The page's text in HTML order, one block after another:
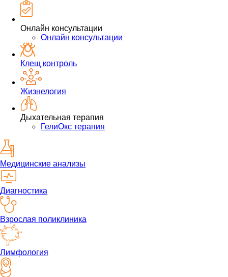
Онлайн консультации
Онлайн консультации
Клещ контроль
Жизнелогия
Дыхательная терапия
ГелиОкс терапия
Медицинские анализы
Диагностика
Взрослая поликлиника
Лимфология